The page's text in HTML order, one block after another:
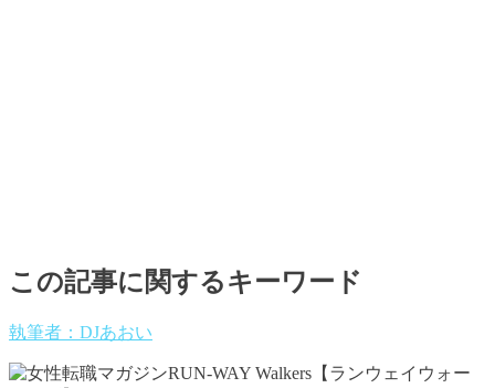
この記事に関するキーワード
執筆者：DJあおい